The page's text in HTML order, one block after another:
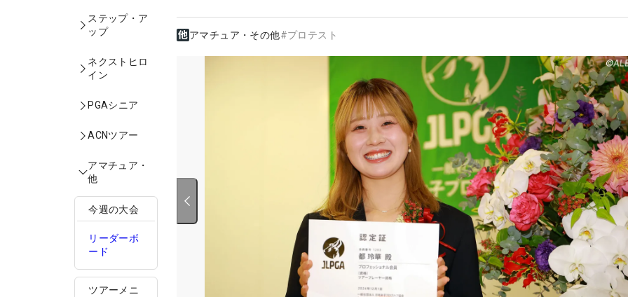
ステップ・ア
ップ
ネクストヒロ
イン
PGAシニア
ACNツアー
アマチュア・
他
今週の大会
リーダーボ
ード
ツアーメニ
アマチュア・その他#プロテスト